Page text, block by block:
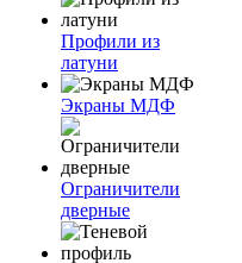
Профили из
латуни
Экраны МДФ
Ограничители
дверные